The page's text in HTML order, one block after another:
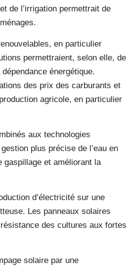
de l’irrigation permettrait de
en particulier
permettraient, selon elle, de
énergétique.
des prix des carburants et
agricole, en particulier
aux technologies
plus précise de l’eau en
et améliorant la
d’électricité sur une
Les panneaux solaires
résistance des cultures aux fortes
solaire par une